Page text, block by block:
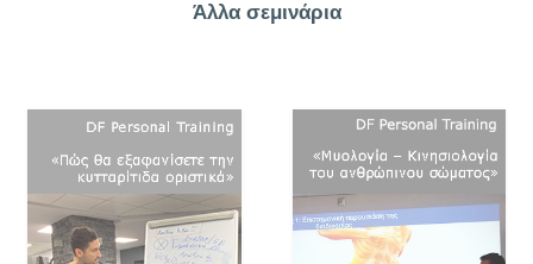
Άλλα σεμινάρια